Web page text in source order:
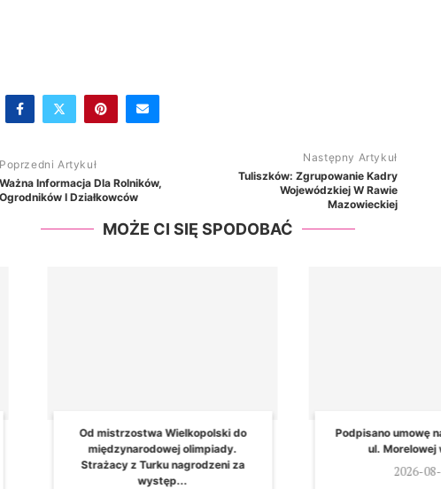
Poprzedni Artykuł
Ważna Informacja Dla Rolników,
Ogrodników I Działkowców
Następny Artykuł
Tuliszków: Zgrupowanie Kadry
Wojewódzkiej W Rawie
Mazowieckiej
MOŻE CI SIĘ SPODOBAĆ
do
za
Podpisano umowę na przebudowę
ul. Morelowej w Turku
2026-08-06
Sportowe
gminie